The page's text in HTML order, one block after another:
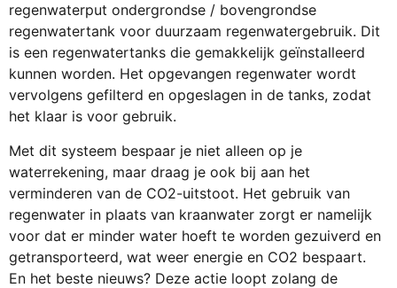
regenwaterput ondergrondse / bovengrondse
regenwatertank voor duurzaam regenwatergebruik. Dit
is een regenwatertanks die gemakkelijk geïnstalleerd
kunnen worden. Het opgevangen regenwater wordt
vervolgens gefilterd en opgeslagen in de tanks, zodat
het klaar is voor gebruik.
Met dit systeem bespaar je niet alleen op je
waterrekening, maar draag je ook bij aan het
verminderen van de CO2-uitstoot. Het gebruik van
regenwater in plaats van kraanwater zorgt er namelijk
voor dat er minder water hoeft te worden gezuiverd en
getransporteerd, wat weer energie en CO2 bespaart.
En het beste nieuws? Deze actie loopt zolang de